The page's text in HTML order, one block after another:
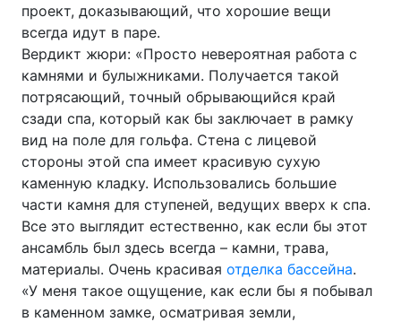
проект, доказывающий, что хорошие вещи
всегда идут в паре.
Вердикт жюри: «Просто невероятная работа с
камнями и булыжниками. Получается такой
потрясающий, точный обрывающийся край
сзади спа, который как бы заключает в рамку
вид на поле для гольфа. Стена с лицевой
стороны этой спа имеет красивую сухую
каменную кладку. Использовались большие
части камня для ступеней, ведущих вверх к спа.
Все это выглядит естественно, как если бы этот
ансамбль был здесь всегда – камни, трава,
материалы. Очень красивая отделка бассейна.
«У меня такое ощущение, как если бы я побывал
в каменном замке, осматривая земли,